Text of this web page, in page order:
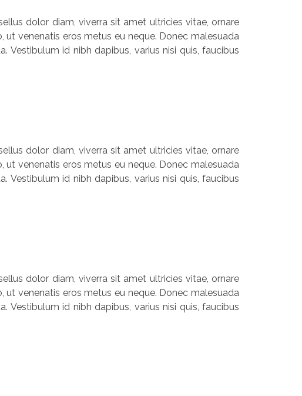
dolor diam, viverra sit amet ultricies vitae, ornare
venenatis eros metus eu neque. Donec malesuada
Vestibulum id nibh dapibus, varius nisi quis, faucibus
dolor diam, viverra sit amet ultricies vitae, ornare
venenatis eros metus eu neque. Donec malesuada
Vestibulum id nibh dapibus, varius nisi quis, faucibus
dolor diam, viverra sit amet ultricies vitae, ornare
venenatis eros metus eu neque. Donec malesuada
Vestibulum id nibh dapibus, varius nisi quis, faucibus